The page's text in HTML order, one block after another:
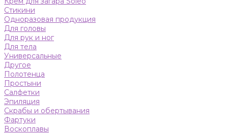
Стикини
Одноразовая продукция
Для головы
Для рук и ног
Для тела
Универсальные
Другое
Полотенца
Простыни
Салфетки
Эпиляция
Скрабы и обертывания
Фартуки
Воскоплавы